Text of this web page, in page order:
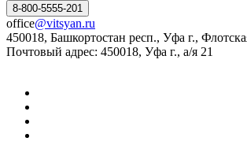
8-800-5555-201
office@vitsyan.ru
450018, Башкортостан респ., Уфа г.,
Почтовый адрес: 450018, Уфа г., а/я 21